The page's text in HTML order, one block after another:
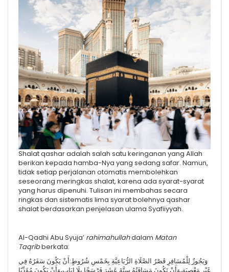
Shalat qashar adalah salah satu keringanan yang Allah
berikan kepada hamba-Nya yang sedang safar. Namun,
tidak setiap perjalanan otomatis membolehkan
seseorang meringkas shalat, karena ada syarat-syarat
yang harus dipenuhi. Tulisan ini membahas secara
ringkas dan sistematis lima syarat bolehnya qashar
shalat berdasarkan penjelasan ulama Syafiiyyah.
Al-Qadhi Abu Syuja’ rahimahullahdalam Matan
Taqribberkata:
وَيَجُوزُ لِلْمُسَافِرِ قَصْرُ الصَّلَاةِ الرُّبَاعِيَّةِ بِخَمْسِ شُرُوطٍ: أَنْ يَكُونَ سَفَرُهُ فِي